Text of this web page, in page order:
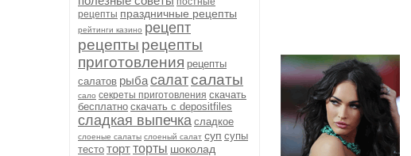
рецепты праздничные рецепты
рейтинги казино рецепт
рецепты рецепты
приготовления рецепты
салатов рыбасалатсалаты
сало секреты приготовления скачать
бесплатно скачать с depositfiles
сладкая выпечка сладкое
слоеные салаты слоеный салат суп супы
тесто тортторты шоколад